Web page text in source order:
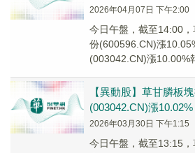
2026年04月07日 下午2:00
今日午盤，截至14:00
份(600596.CN)漲
(003042.CN)漲10.00%
【異動股】草甘膦板
(003042.CN)漲10.02%
2026年03月30日 下午1:15
今日午盤，截至13:15